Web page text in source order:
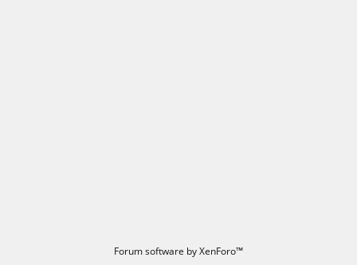
Forum software by XenForo™